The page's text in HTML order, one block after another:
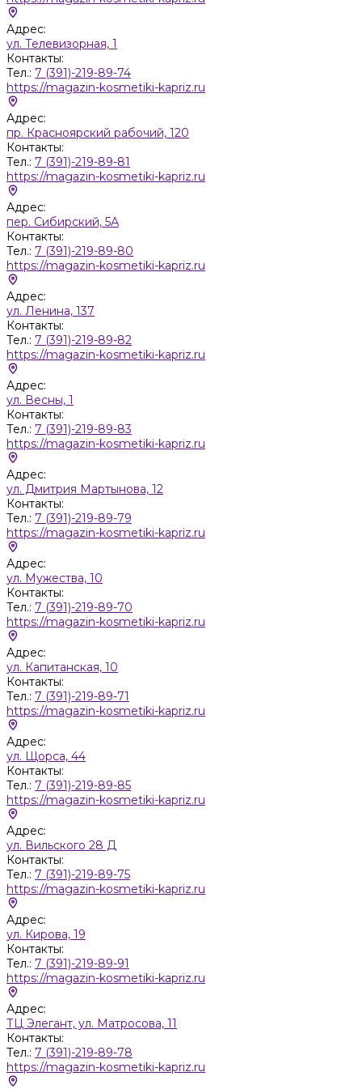
Адрес:
ул. Телевизорная, 1
Контакты:
Тел.: 7 (391)-219-89-74
https://magazin-kosmetiki-kapriz.ru
Адрес:
пр. Красноярский рабочий, 120
Контакты:
Тел.: 7 (391)-219-89-81
https://magazin-kosmetiki-kapriz.ru
Адрес:
пер. Сибирский, 5А
Контакты:
Тел.: 7 (391)-219-89-80
https://magazin-kosmetiki-kapriz.ru
Адрес:
ул. Ленина, 137
Контакты:
Тел.: 7 (391)-219-89-82
https://magazin-kosmetiki-kapriz.ru
Адрес:
ул. Весны, 1
Контакты:
Тел.: 7 (391)-219-89-83
https://magazin-kosmetiki-kapriz.ru
Адрес:
ул. Дмитрия Мартынова, 12
Контакты:
Тел.: 7 (391)-219-89-79
https://magazin-kosmetiki-kapriz.ru
Адрес:
ул. Мужества, 10
Контакты:
Тел.: 7 (391)-219-89-70
https://magazin-kosmetiki-kapriz.ru
Адрес:
ул. Капитанская, 10
Контакты:
Тел.: 7 (391)-219-89-71
https://magazin-kosmetiki-kapriz.ru
Адрес:
ул. Щорса, 44
Контакты:
Тел.: 7 (391)-219-89-85
https://magazin-kosmetiki-kapriz.ru
Адрес:
ул. Вильского 28 Д
Контакты:
Тел.: 7 (391)-219-89-75
https://magazin-kosmetiki-kapriz.ru
Адрес:
ул. Кирова, 19
Контакты:
Тел.: 7 (391)-219-89-91
https://magazin-kosmetiki-kapriz.ru
Адрес:
ТЦ Элегант, ул. Матросова, 11
Контакты:
Тел.: 7 (391)-219-89-78
https://magazin-kosmetiki-kapriz.ru